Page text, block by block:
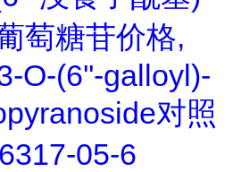
萄糖苷价格,
O-(6''-galloyl)-
对照
05-6